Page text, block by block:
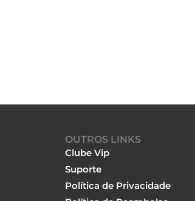
OUTROS LINKS
Clube Vip
Suporte
Política de Privacidade